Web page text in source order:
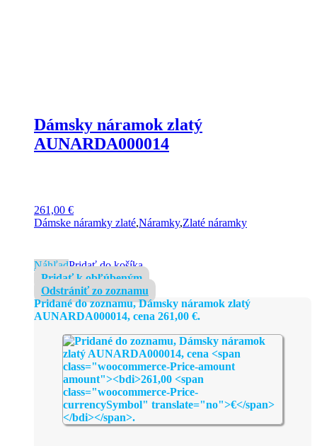
Dámsky náramok zlatý
AUNARDA000014
261,00 €
Dámske náramky zlaté,Náramky,Zlaté náramky
NáhľadPridať do košíka
Pridať k obľúbeným
Odstrániť zo zoznamu
Pridané do zoznamu, Dámsky náramok zlatý
AUNARDA000014, cena 261,00 €.